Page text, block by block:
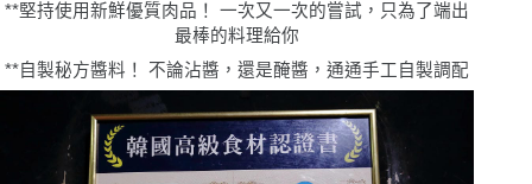
**堅持使用新鮮優質肉品！ 一次又一次的嘗試，只為了端出
最棒的料理給你
**自製秘方醬料！ 不論沾醬，還是醃醬，通通手工自製調配